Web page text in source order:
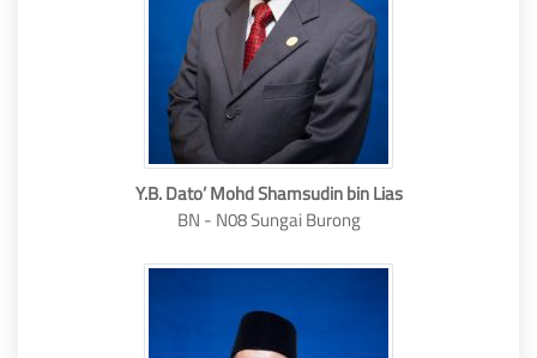
Y.B. Dato’ Mohd Shamsudin bin Lias
BN - N08 Sungai Burong